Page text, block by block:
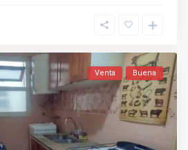
Venta Buena